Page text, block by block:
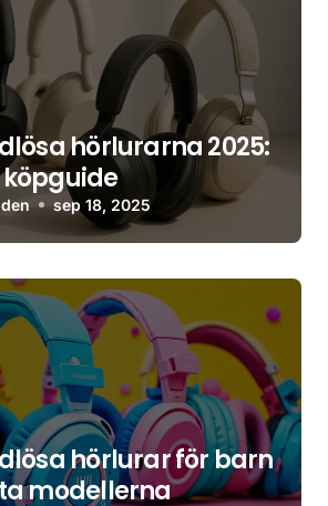
hörlurarna 2025:
sep 18, 2025
hörlurar för barn
modellerna